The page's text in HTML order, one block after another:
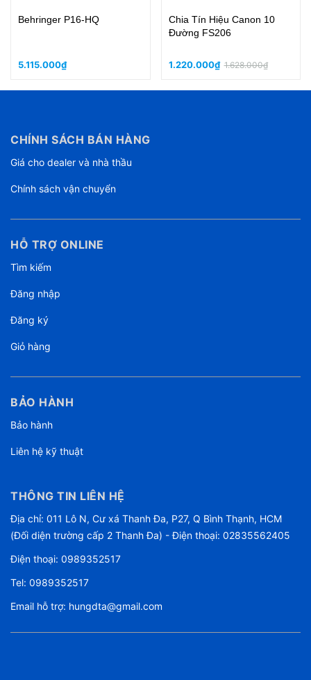
Behringer P16-HQ
5.115.000₫
Chia Tín Hiệu Canon 10
Đường FS206
1.220.000₫1.628.000₫
CHÍNH SÁCH BÁN HÀNG
Giá cho dealer và nhà thầu
Chính sách vận chuyển
HỖ TRỢ ONLINE
Tìm kiếm
Đăng nhập
Đăng ký
Giỏ hàng
BẢO HÀNH
Bảo hành
Liên hệ kỹ thuật
THÔNG TIN LIÊN HỆ
Địa chỉ: 011 Lô N, Cư xá Thanh Đa, P27, Q Bình Thạnh, HCM
(Đối diện trường cấp 2 Thanh Đa) - Điện thoại: 02835562405
Điện thoại: 0989352517
Tel: 0989352517
Email hỗ trợ: hungdta@gmail.com